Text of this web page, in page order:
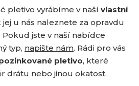
pletivo vyrábíme v naší vlastní
jej u nás naleznete za opravdu
Pokud jste v naší nabídce
typ, napište nám. Rádi pro vás
pletivo, které
drátu nebo jinou okatost.